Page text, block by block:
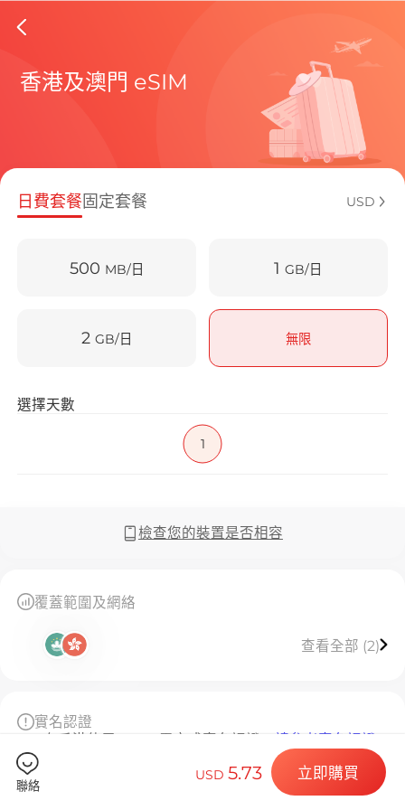
Macau
包含目前
如何享受
在 Macau
Billion
選擇您的目的
安裝您的
香港及澳門 eSIM
日費套餐固定套餐 USD
500 MB/日 1GB/日
2GB/日 無限
選擇天數
1
檢查您的裝置是否相容
覆蓋範圍及網絡
查看全部 (2)
實名認證
在香港使用 eSIM 需完成實名認證，
請參考實名認證
支援的應用程式
iOS: 支援 TikTok / ChatGPT / Gemini
聯絡
USD5.73 立即購買